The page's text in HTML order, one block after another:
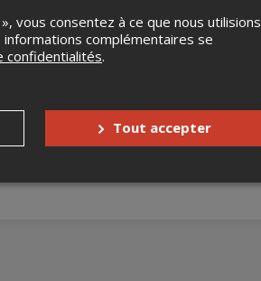
Il faut bien commencer quelque part.
remboursement
échange
vous consentez à ce que nous utilisions
complémentaires se
confidentialités.
Tout accepter